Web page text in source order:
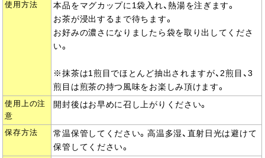
使用方法
本品をマグカップに1袋入れ、熱湯を注ぎます。
お茶が浸出するまで待ちます。
お好みの濃さになりましたら袋を取り出してくださ
い。
※抹茶は1煎目でほとんど抽出されますが、2煎目、3
煎目は煎茶の持つ風味をお楽しみ頂けます。
使用上の注
意
開封後はお早めに召し上がりください。
保存方法
常温保管してください。高温多湿、直射日光は避けて
保管してください。